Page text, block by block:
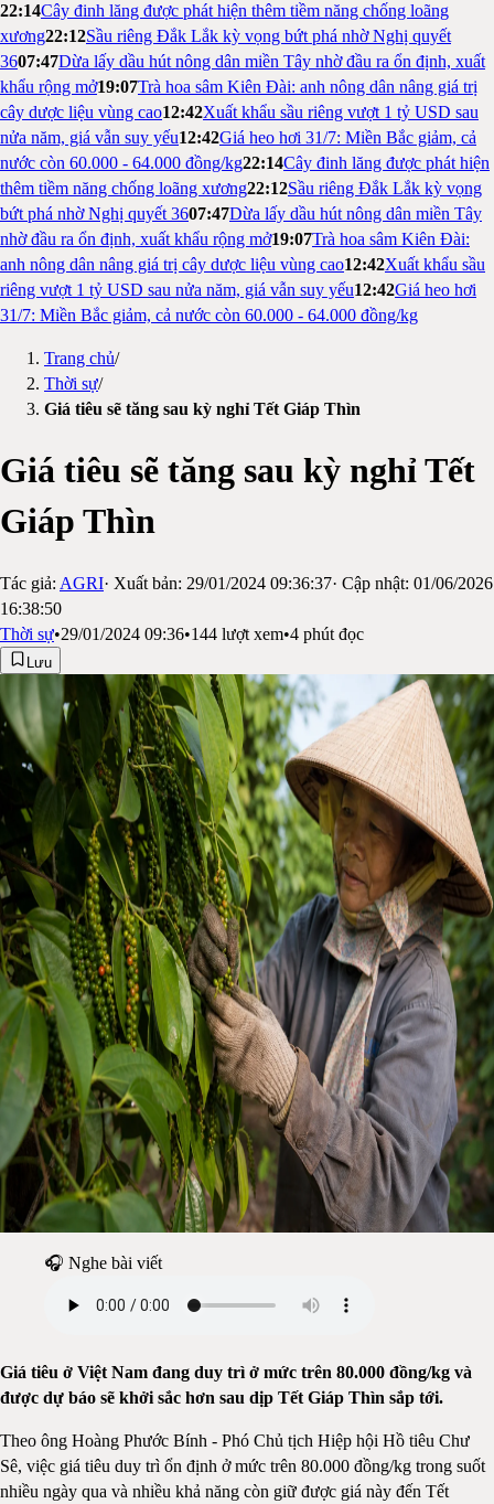
22:14Cây đinh lăng được phát hiện thêm tiềm năng chống loãng
xương22:12Sầu riêng Đắk Lắk kỳ vọng bứt phá nhờ Nghị quyết
3607:47Dừa lấy dầu hút nông dân miền Tây nhờ đầu ra ổn định, xuất
khẩu rộng mở19:07Trà hoa sâm Kiên Đài: anh nông dân nâng giá trị
cây dược liệu vùng cao12:42Xuất khẩu sầu riêng vượt 1 tỷ USD sau
nửa năm, giá vẫn suy yếu12:42Giá heo hơi 31/7: Miền Bắc giảm, cả
nước còn 60.000 - 64.000 đồng/kg22:14Cây đinh lăng được phát hiện
thêm tiềm năng chống loãng xương22:12Sầu riêng Đắk Lắk kỳ vọng
bứt phá nhờ Nghị quyết 3607:47Dừa lấy dầu hút nông dân miền Tây
nhờ đầu ra ổn định, xuất khẩu rộng mở19:07Trà hoa sâm Kiên Đài:
anh nông dân nâng giá trị cây dược liệu vùng cao12:42Xuất khẩu sầu
riêng vượt 1 tỷ USD sau nửa năm, giá vẫn suy yếu12:42Giá heo hơi
31/7: Miền Bắc giảm, cả nước còn 60.000 - 64.000 đồng/kg
Trang chủ/
Thời sự/
Giá tiêu sẽ tăng sau kỳ nghỉ Tết Giáp Thìn
Giá tiêu sẽ tăng sau kỳ nghỉ Tết
Giáp Thìn
Tác giả: AGRI· Xuất bản: 29/01/2024 09:36:37· Cập nhật: 01/06/2026
16:38:50
Thời sự•29/01/2024 09:36•144 lượt xem•4 phút đọc
Lưu
🎧 Nghe bài viết
Giá tiêu ở Việt Nam đang duy trì ở mức trên 80.000 đồng/kg và
được dự báo sẽ khởi sắc hơn sau dịp Tết Giáp Thìn sắp tới.
Theo ông Hoàng Phước Bính - Phó Chủ tịch Hiệp hội Hồ tiêu Chư
Sê, việc giá tiêu duy trì ổn định ở mức trên 80.000 đồng/kg trong suốt
nhiều ngày qua và nhiều khả năng còn giữ được giá này đến Tết